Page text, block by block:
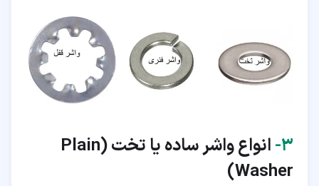
۳‏- انواع واشر ساده یا تخت (Plain
Washer
)